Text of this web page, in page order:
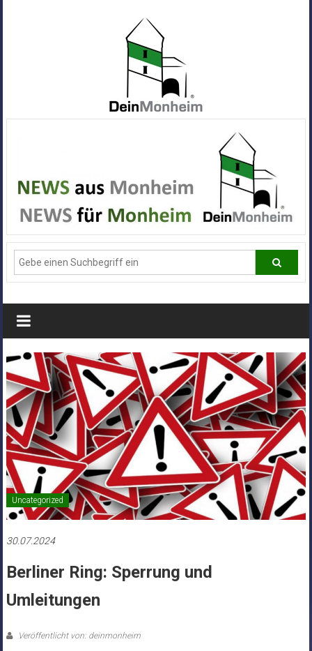
Alle
News
aus
Deiner
Stadt
Monheim
Uncategorized
30.07.2024
Berliner Ring: Sperrung und
Umleitungen
Veröffentlicht von: deinmonheim